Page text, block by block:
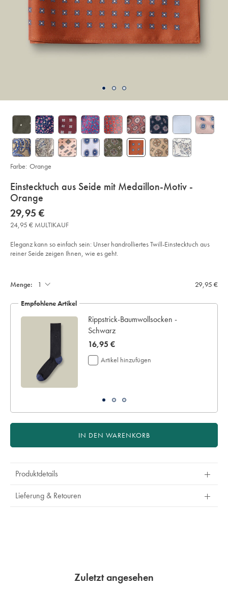
details
about
product:
Einstecktuch aus Seide mit Medaillon-Motiv -
Orange
Details
https://www.charlestyrwhitt.com/de/einstecktuch-
aus-
seide-
mit-
motiv%C2%A0-
-
orange/TIP0335ORG.html?
now
29,95
€
29,95 €
24,95 € MULTIKAUF
Eleganz kann so einfach sein: Unser handrolliertes Twill-Einstecktuch aus
reiner Seide zeigen Ihnen, wie es geht.
Farbe: Orange
Actions
cart
options
Menge: 29,95 €
Empfohlene Artikel
Rippstrick-Baumwollsocken -
Schwarz
now
16,95
€
16,95 €
Artikel hinzufügen
IN DEN WARENKORB
Produktdetails
Lieferung & Retouren
Zuletzt angesehen